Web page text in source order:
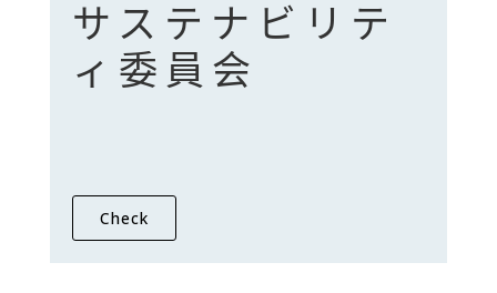
サステナビリテ
ィ委員会
Check